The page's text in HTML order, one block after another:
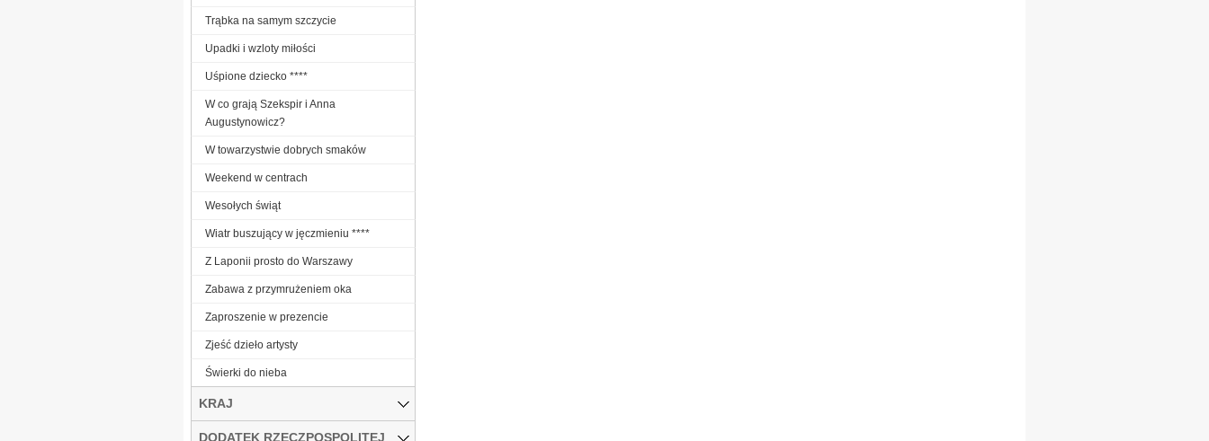
Trąbka na samym szczycie
Upadki i wzloty miłości
Uśpione dziecko ****
W co grają Szekspir i Anna
Augustynowicz?
W towarzystwie dobrych smaków
Weekend w centrach
Wesołych świąt
Wiatr buszujący w jęczmieniu ****
Z Laponii prosto do Warszawy
Zabawa z przymrużeniem oka
Zaproszenie w prezencie
Zjeść dzieło artysty
Świerki do nieba
KRAJ
DODATEK RZECZPOSPOLITEJ